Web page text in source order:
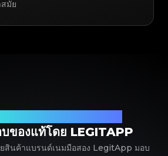
มัย
บของแท้โดย LEGITAPP
สินค้าแบรนด์เนมมือสอง LegitApp มอบ